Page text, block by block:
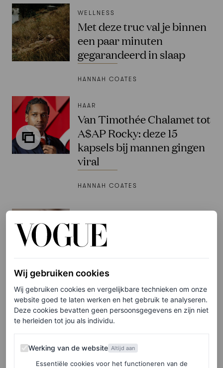
WELLNESS
Met deze truc val je binnen
een paar minuten
gegarandeerd in slaap
HANNAH COATES
HAAR
Van Timothée Chalamet tot
A$AP Rocky: deze 15
kapsels bij mannen gingen
viral
HANNAH COATES
Hailey Bieber is vandaag 28
jaar: dit zijn haar beste
beautylooks
HAAR
Dit Londense kapsel
verovert wereldwijd het
straatbeeld en wij snappen
Wij gebruiken cookies
Wij gebruiken cookies en vergelijkbare technieken om onze
website goed te laten werken en het gebruik te analyseren.
Deze cookies bevatten geen persoonsgegevens en zijn niet
te herleiden tot jou als individu.
Werking van de website
Werking van de website Altijd aan
Essentiële cookies voor het functioneren van de